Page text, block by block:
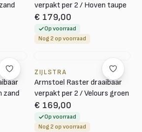
verpakt per 2 / Hoven taupe
€ 179,00
Op voorraad
Nog 2 op voorraad
zand
ZIJLSTRA
Armstoel Raster draaibaar
verpakt per 2 / Velours groen
€ 169,00
Op voorraad
Nog 2 op voorraad